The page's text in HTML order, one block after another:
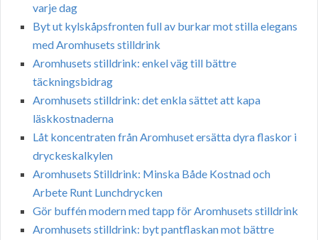
varje dag
Byt ut kylskåpsfronten full av burkar mot stilla elegans
med Aromhusets stilldrink
Aromhusets stilldrink: enkel väg till bättre
täckningsbidrag
Aromhusets stilldrink: det enkla sättet att kapa
läskkostnaderna
Låt koncentraten från Aromhuset ersätta dyra flaskor i
dryckeskalkylen
Aromhusets Stilldrink: Minska Både Kostnad och
Arbete Runt Lunchdrycken
Gör buffén modern med tapp för Aromhusets stilldrink
Aromhusets stilldrink: byt pantflaskan mot bättre